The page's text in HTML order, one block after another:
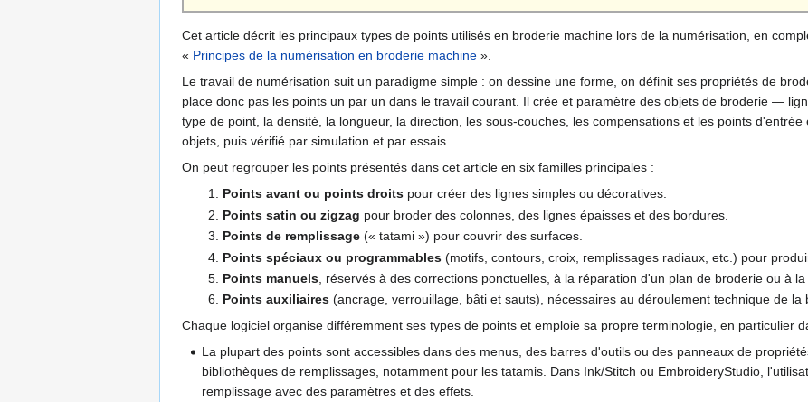
Cet article décrit les principaux types de points utilisés en broderie machine lors de la numérisation, en
« Principes de la numérisation en broderie machine ».
Le travail de numérisation suit un paradigme simple : on dessine une forme, on définit ses propriétés de
place donc pas les points un par un dans le travail courant. Il crée et paramètre des objets de broderie —
type de point, la densité, la longueur, la direction, les sous-couches, les compensations et les points
objets, puis vérifié par simulation et par essais.
On peut regrouper les points présentés dans cet article en six familles principales :
Points avant ou points droitspour créer des lignes simples ou décoratives.
Points satin ou zigzag pour broder des colonnes, des lignes épaisses et des bordures.
Points de remplissage(« tatami ») pour couvrir des surfaces.
Points spéciaux ou programmables(motifs, contours, croix, remplissages radiaux, etc.) pour
Points manuels, réservés à des corrections ponctuelles, à la réparation d'un plan de broderie ou à
Points auxiliaires(ancrage, verrouillage, bâti et sauts), nécessaires au déroulement technique de la
Chaque logiciel organise différemment ses types de points et emploie sa propre terminologie, en particulier
La plupart des points sont accessibles dans des menus, des barres d'outils ou des panneaux de
bibliothèques de remplissages, notamment pour les tatamis. Dans Ink/Stitch ou EmbroideryStudio,
remplissage avec des paramètres et des effets.